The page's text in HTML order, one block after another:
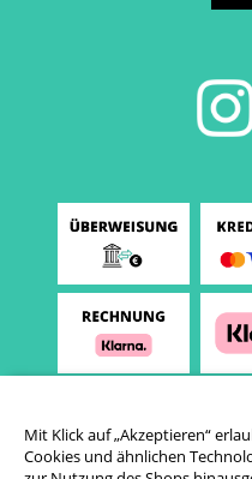
Mit Klick auf „Akzeptieren“
Cookies und ähnlichen